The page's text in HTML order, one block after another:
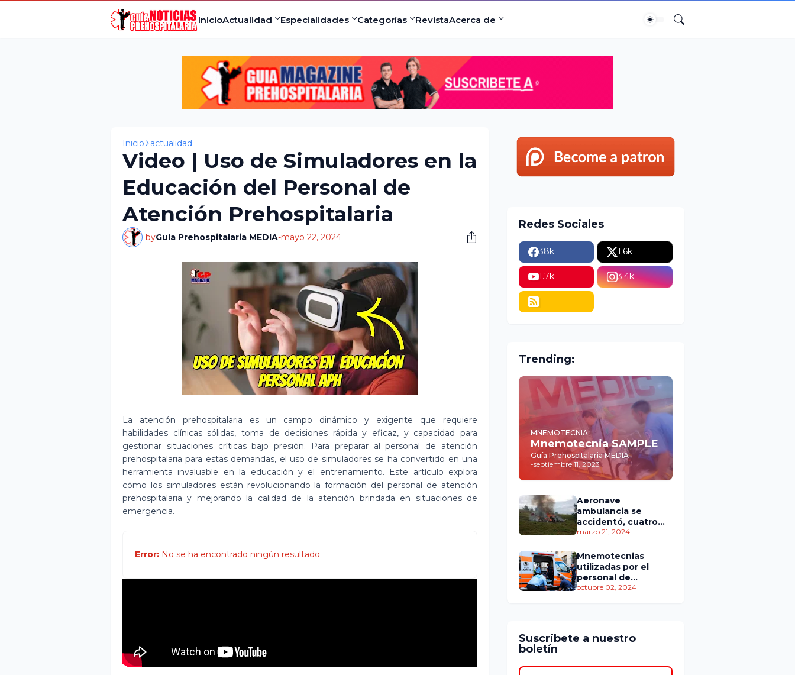
InicioActualidad Especialidades Categorías RevistaAcerca de
Inicio actualidad
Video | Uso de Simuladores en la
Educación del Personal de
Atención Prehospitalaria
byGuía Prehospitalaria MEDIA-mayo 22, 2024
La atención prehospitalaria es un campo dinámico y exigente que requiere
habilidades clínicas sólidas, toma de decisiones rápida y eficaz, y capacidad para
gestionar situaciones críticas bajo presión. Para preparar al personal de atención
prehospitalaria para estas demandas, el uso de simuladores se ha convertido en una
herramienta invaluable en la educación y el entrenamiento. Este artículo explora
cómo los simuladores están revolucionando la formación del personal de atención
prehospitalaria y mejorando la calidad de la atención brindada en situaciones de
emergencia.
Error: No se ha encontrado ningún resultado
Redes Sociales
38k 1.6k
1.7k 3.4k
Trending:
MNEMOTECNIA
Mnemotecnia SAMPLE
Guía Prehospitalaria MEDIA
-septiembre 11, 2023
Aeronave
ambulancia se
accidentó, cuatro
personas murieron
marzo 21, 2024
Mnemotecnias
utilizadas por el
personal de
atención
octubre 02, 2024
Suscribete a nuestro
boletín